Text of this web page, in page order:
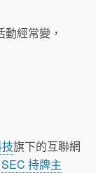
經常變，
旗下的互聯網
SEC 持牌主